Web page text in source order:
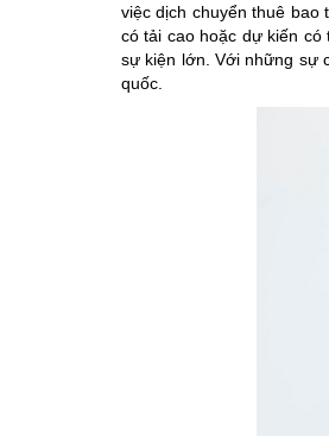
việc dịch chuyển thuê
có tải cao hoặc dự kiến
sự kiện lớn. Với những sự
quốc.